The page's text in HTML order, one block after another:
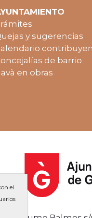
y sugerencias
de barrio
en obras
el